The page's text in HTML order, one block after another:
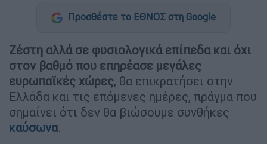
Προσθέστε το ΕΘΝΟΣ στη Google
Ζέστη αλλά σε φυσιολογικά επίπεδα και όχι
στον βαθμό που επηρέασε μεγάλες
ευρωπαϊκές χώρες, θα επικρατήσει στην
Ελλάδα και τις επόμενες ημέρες, πράγμα που
σημαίνει ότι δεν θα βιώσουμε συνθήκες
καύσωνα.